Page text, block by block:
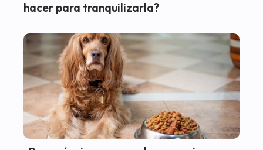
hacer para tranquilizarla?